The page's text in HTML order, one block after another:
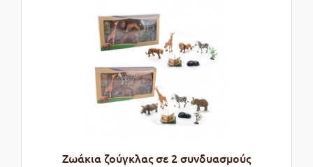
Ζωάκια ζούγκλας σε 2 συνδυασμούς